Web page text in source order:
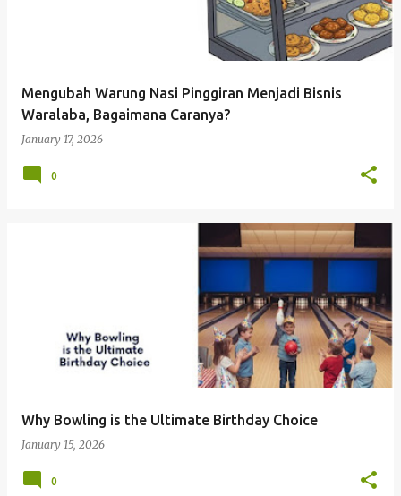
Mengubah Warung Nasi Pinggiran Menjadi Bisnis
Waralaba, Bagaimana Caranya?
January 17, 2026
0
Why Bowling is the Ultimate Birthday Choice
January 15, 2026
0